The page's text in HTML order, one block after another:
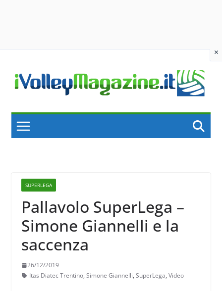
×
content
SUPERLEGA
Pallavolo SuperLega –
Simone Giannelli e la
saccenza
26/12/2019
Itas Diatec Trentino, Simone Giannelli, SuperLega, Video